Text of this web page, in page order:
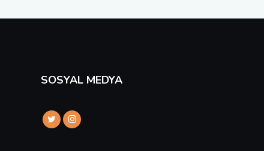
SOSYAL MEDYA